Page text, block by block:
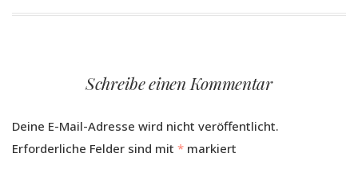
Schreibe einen Kommentar
Deine E-Mail-Adresse wird nicht veröffentlicht.
Erforderliche Felder sind mit * markiert